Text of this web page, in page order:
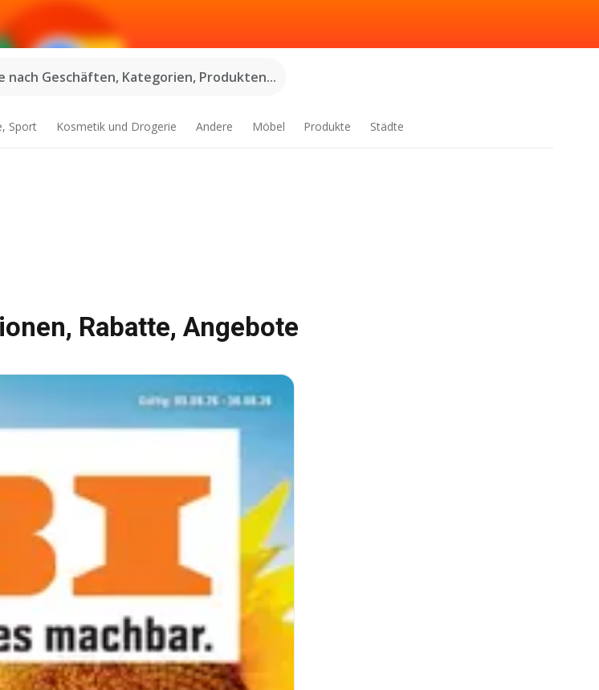
nach Geschäften, Kategorien, Produkten...
Sport Kosmetik und Drogerie Andere Möbel Produkte Städte
Rabatte, Angebote